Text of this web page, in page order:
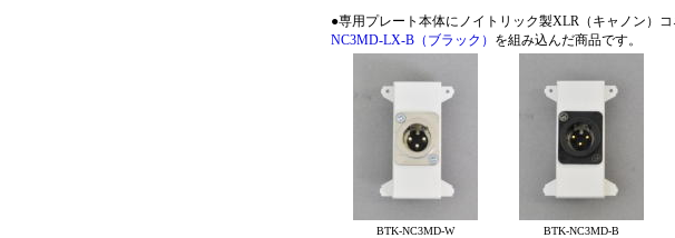
●専用プレート本体にノイトリック製XLR（キャノン）
NC3MD-LX-B（ブラック） を組み込んだ商品です。
BTK-NC3MD-W BTK-NC3MD-B